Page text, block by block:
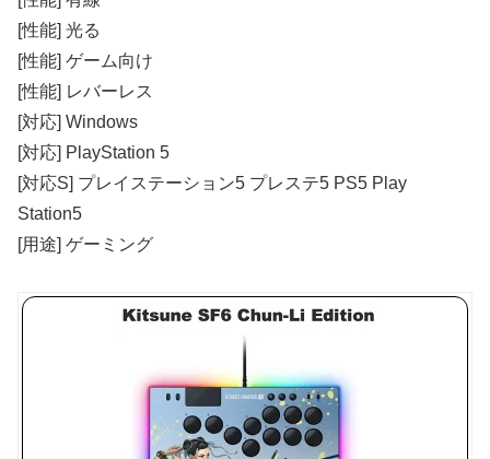
[性能] 光る
[性能] ゲーム向け
[性能] レバーレス
[対応] Windows
[対応] PlayStation 5
[対応S] プレイステーション5 プレステ5 PS5 Play
Station5
[用途] ゲーミング